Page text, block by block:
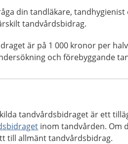
din tandläkare,
tandvårdsbidrag.
är på 1 000 kronor per
och förebyggande
tandvårdsbidraget är ett
inom tandvården. Om
till allmänt tandvårdsbidrag.